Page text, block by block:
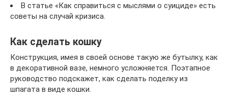
В статье «Как справиться с мыслями о суициде» есть
советы на случай кризиса.
Как сделать кошку
Конструкция, имея в своей основе такую же бутылку, как
в декоративной вазе, немного усложняется. Поэтапное
руководство подскажет, как сделать поделку из
шпагата в виде кошки.